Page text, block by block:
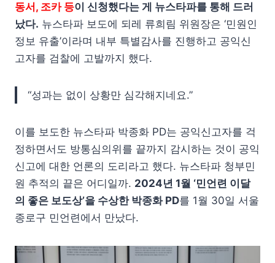
동서, 조카 등이 신청했다는 게 뉴스타파를 통해 드러
났다. 뉴스타파 보도에 되레 류희림 위원장은 ‘민원인
정보 유출’이라며 내부 특별감사를 진행하고 공익신
고자를 검찰에 고발까지 했다.
“성과는 없이 상황만 심각해지네요.”
이를 보도한 뉴스타파 박종화 PD는 공익신고자를 걱
정하면서도 방통심의위를 끝까지 감시하는 것이 공익
신고에 대한 언론의 도리라고 했다. 뉴스타파 청부민
원 추적의 끝은 어디일까. 2024년 1월 ‘민언련 이달
의 좋은 보도상’을 수상한 박종화 PD를 1월 30일 서울
종로구 민언련에서 만났다.